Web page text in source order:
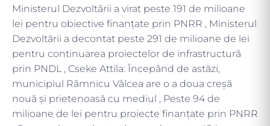
Ministerul Dezvoltării a virat peste 191 de milioane
lei pentru obiective finanțate prin PNRR , Ministerul
Dezvoltării a decontat peste 291 de milioane de lei
pentru continuarea proiectelor de infrastructură
prin PNDL , Cseke Attila: Începând de astăzi,
municipiul Râmnicu Vâlcea are o a doua creșă
nouă și prietenoasă cu mediul , Peste 94 de
milioane de lei pentru proiecte finanțate prin PNRR